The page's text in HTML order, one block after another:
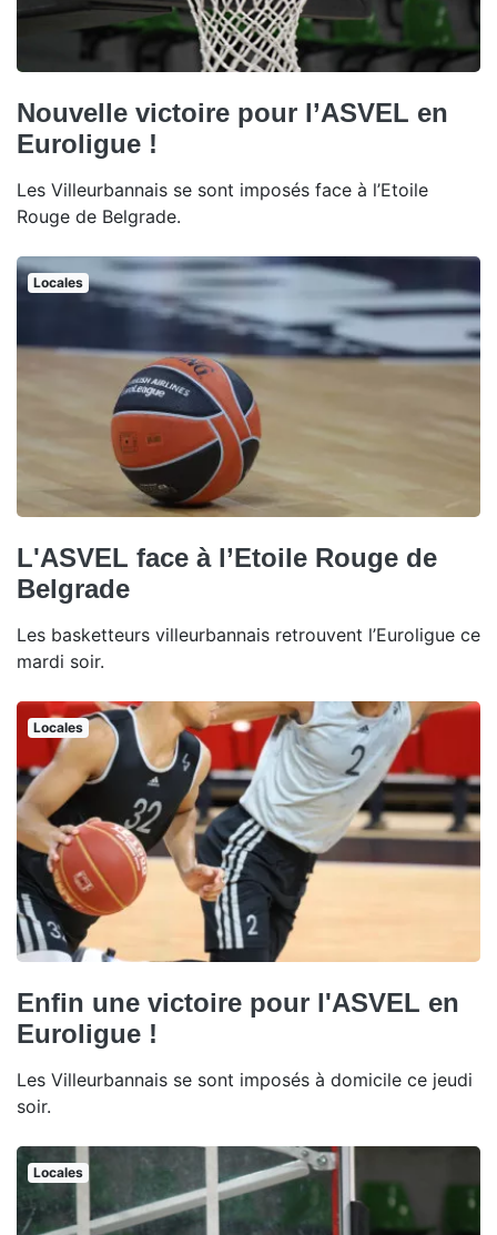
Nouvelle victoire pour l’ASVEL en
Euroligue !
Les Villeurbannais se sont imposés face à l’Etoile
Rouge de Belgrade.
Locales
L'ASVEL face à l’Etoile Rouge de
Belgrade
Les basketteurs villeurbannais retrouvent l’Euroligue ce
mardi soir.
Locales
Enfin une victoire pour l'ASVEL en
Euroligue !
Les Villeurbannais se sont imposés à domicile ce jeudi
soir.
Locales